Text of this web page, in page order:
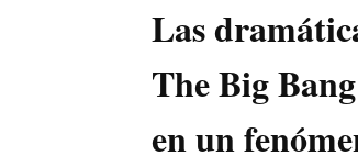
Las
The Big
en un